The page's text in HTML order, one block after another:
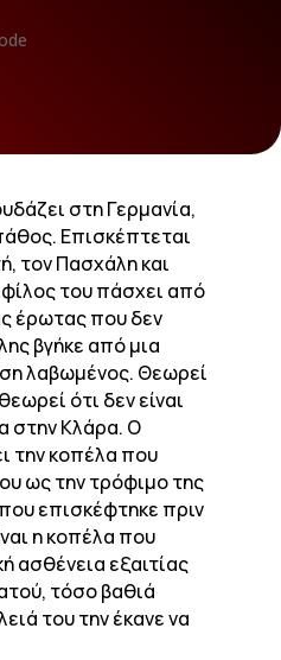
στη Γερμανία,
Επισκέπτεται
τον Πασχάλη και
φίλος του πάσχει από
έρωτας που δεν
βγήκε από μια
λαβωμένος. Θεωρεί
ότι δεν είναι
στην Κλάρα. Ο
την κοπέλα που
ως την τρόφιμο της
που επισκέφτηκε πριν
η κοπέλα που
ασθένεια εξαιτίας
τόσο βαθιά
του την έκανε να